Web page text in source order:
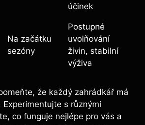
účinek
Na začátku
sezóny
Postupné
uvolňování
živin, stabilní
výživa
že každý zahrádkář má
s různými
co funguje ‌nejlépe pro ⁤vás a